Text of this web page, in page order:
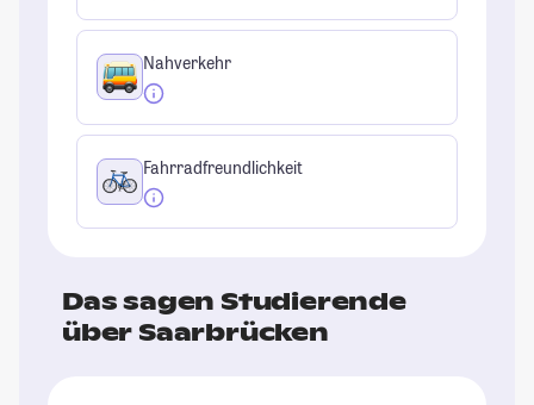
Nahverkehr
Fahrradfreundlichkeit
Das sagen Studierende
über Saarbrücken